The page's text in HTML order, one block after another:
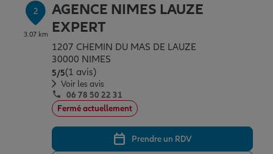
Investissements immobiliers
Transmission
Changer de voiture
Départ à la retraite
Préparer l’avenir
Assurance auto
Assurance habitation
Le Pack Famille
Professionnels
Allianz en France
2
3.07 km
AGENCE NIMES LAUZE
EXPERT
1207 CHEMIN DU MAS DE LAUZE
30000 NIMES
5/5Note de 5 sur 5
(1 avis)
Voir les avis
06 78 50 22 31
Fermé actuellement
Prendre un RDV